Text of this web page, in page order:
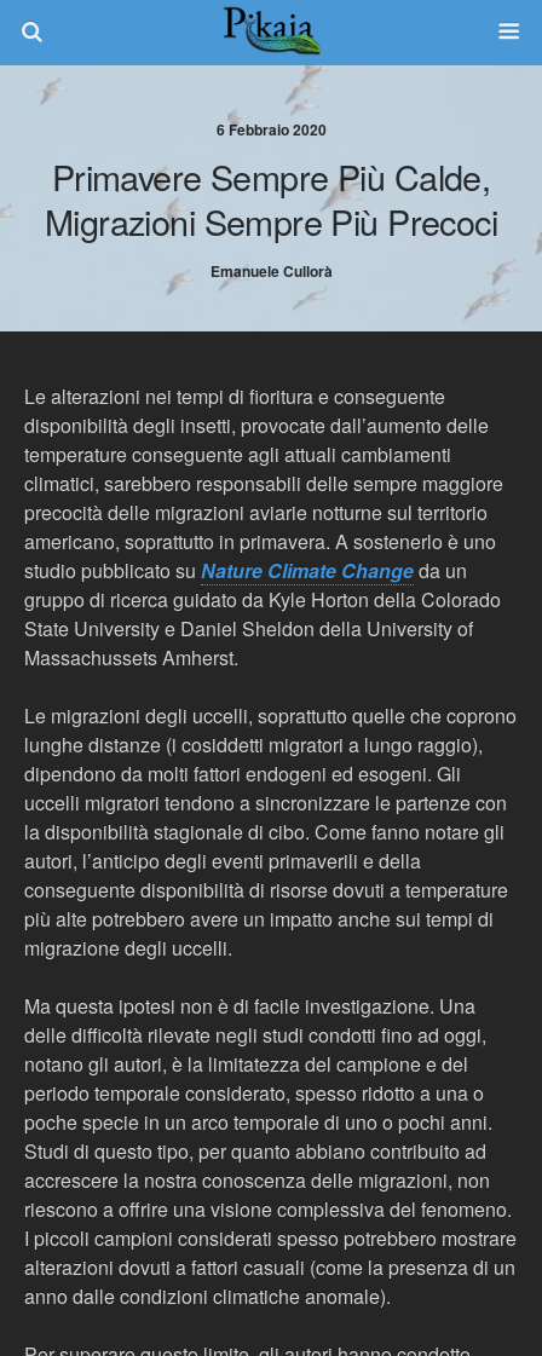
6 Febbraio 2020
Primavere Sempre Più Calde,
Migrazioni Sempre Più Precoci
Emanuele Cullorà
Le alterazioni nei tempi di fioritura e conseguente
disponibilità degli insetti, provocate dall’aumento delle
temperature conseguente agli attuali cambiamenti
climatici, sarebbero responsabili delle sempre maggiore
precocità delle migrazioni aviarie notturne sul territorio
americano, soprattutto in primavera. A sostenerlo è uno
studio pubblicato su Nature Climate Changeda un
gruppo di ricerca guidato da Kyle Horton della Colorado
State University e Daniel Sheldon della University of
Massachussets Amherst.
Le migrazioni degli uccelli, soprattutto quelle che coprono
lunghe distanze (i cosiddetti migratori a lungo raggio),
dipendono da molti fattori endogeni ed esogeni. Gli
uccelli migratori tendono a sincronizzare le partenze con
la disponibilità stagionale di cibo. Come fanno notare gli
autori, l’anticipo degli eventi primaverili e della
conseguente disponibilità di risorse dovuti a temperature
più alte potrebbero avere un impatto anche sui tempi di
migrazione degli uccelli.
Ma questa ipotesi non è di facile investigazione. Una
delle difficoltà rilevate negli studi condotti fino ad oggi,
notano gli autori, è la limitatezza del campione e del
periodo temporale considerato, spesso ridotto a una o
poche specie in un arco temporale di uno o pochi anni.
Studi di questo tipo, per quanto abbiano contribuito ad
accrescere la nostra conoscenza delle migrazioni, non
riescono a offrire una visione complessiva del fenomeno.
I piccoli campioni considerati spesso potrebbero mostrare
alterazioni dovuti a fattori casuali (come la presenza di un
anno dalle condizioni climatiche anomale).